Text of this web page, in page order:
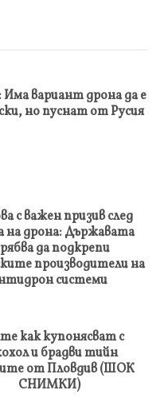
Има вариант дрона да е
но пуснат от Русия
с важен призив след
на дрона: Държавата
да подкрепи
производители на
системи
как купонясват с
и брадви тийн
от Пловдив (ШОК
СНИМКИ)